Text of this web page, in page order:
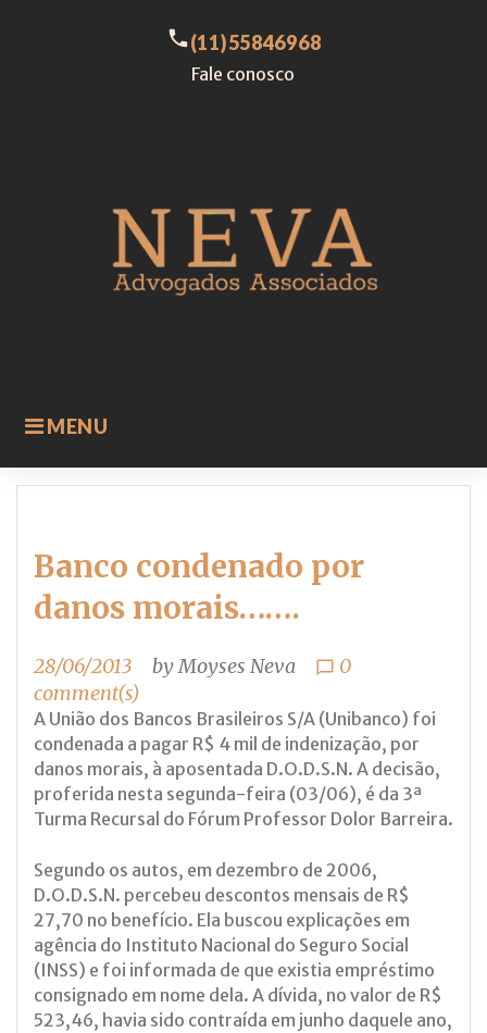
MENU
call(11)55846968
Fale conosco
Banco condenado por
danos morais…….
28/06/2013 byMoyses Neva chat_bubble_outline 0
comment(s)
A União dos Bancos Brasileiros S/A (Unibanco) foi
condenada a pagar R$ 4 mil de indenização, por
danos morais, à aposentada D.O.D.S.N. A decisão,
proferida nesta segunda-feira (03/06), é da 3ª
Turma Recursal do Fórum Professor Dolor Barreira.
Segundo os autos, em dezembro de 2006,
D.O.D.S.N. percebeu descontos mensais de R$
27,70 no benefício. Ela buscou explicações em
agência do Instituto Nacional do Seguro Social
(INSS) e foi informada de que existia empréstimo
consignado em nome dela. A dívida, no valor de R$
523,46, havia sido contraída em junho daquele ano,